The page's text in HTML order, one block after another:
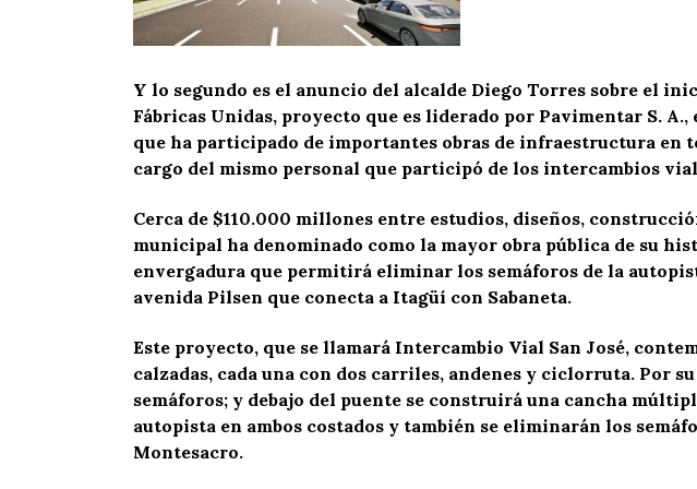
Y lo segundo es el anuncio del alcalde Diego Torres sobre el
Fábricas Unidas, proyecto que es liderado por Pavimentar S.
que ha participado de importantes obras de infraestructura en
cargo del mismo personal que participó de los intercambios
Cerca de $110.000 millones entre estudios, diseños,
municipal ha denominado como la mayor obra pública de su
envergadura que permitirá eliminar los semáforos de la
avenida Pilsen que conecta a Itagüí con Sabaneta.
Este proyecto, que se llamará Intercambio Vial San José,
calzadas, cada una con dos carriles, andenes y ciclorruta. Por
semáforos; y debajo del puente se construirá una cancha
autopista en ambos costados y también se eliminarán los
Montesacro.